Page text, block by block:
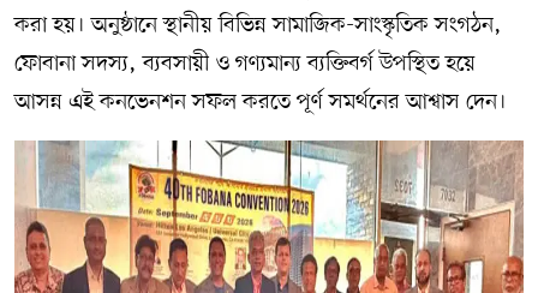
করা হয়। অনুষ্ঠানে স্থানীয় বিভিন্ন সামাজিক-সাংস্কৃতিক সংগঠন,
ফোবানা সদস্য, ব্যবসায়ী ও গণ্যমান্য ব্যক্তিবর্গ উপস্থিত হয়ে
আসন্ন এই কনভেনশন সফল করতে পূর্ণ সমর্থনের আশ্বাস দেন।